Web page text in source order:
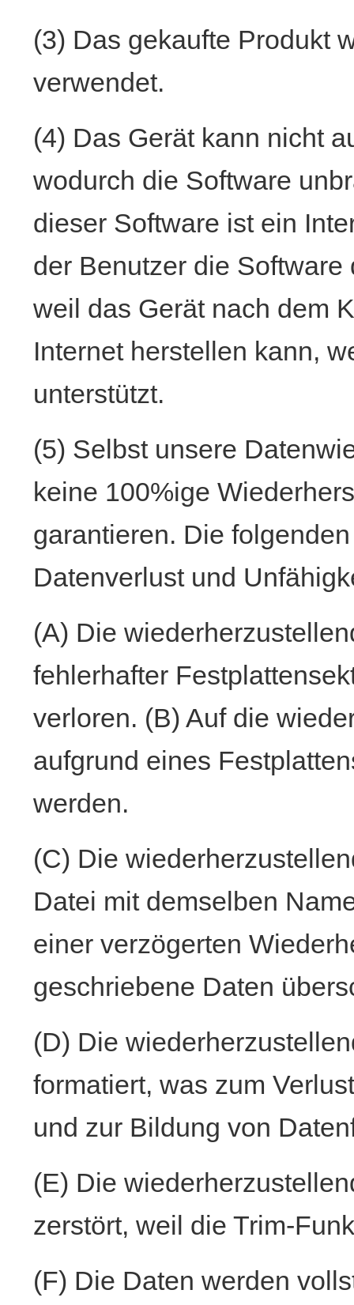
(3) Das gekaufte Produkt
verwendet.
(4) Das Gerät kann nicht
wodurch die Software
dieser Software ist ein
der Benutzer die
weil das Gerät nach dem
Internet herstellen kann,
unterstützt.
(5) Selbst unsere
keine 100%ige
garantieren. Die
Datenverlust und
(A) Die
fehlerhafter
verloren. (B) Auf die
aufgrund eines
werden.
(C) Die
Datei mit demselben
einer verzögerten
geschriebene Daten
(D) Die
formatiert, was zum
und zur Bildung von
(E) Die
zerstört, weil die Trim-
(F) Die Daten werden